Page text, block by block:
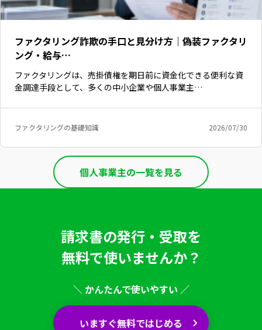
ファクタリング詐欺の手口と見分け方｜偽装ファクタリ
ング・給与…
ファクタリングは、売掛債権を期日前に資金化できる便利な資
金調達手段として、多くの中小企業や個人事業主…
ファクタリングの基礎知識 2026/07/30
個人事業主の一覧を見る
いますぐ無料登録
請求書の発行・受取を
無料で使いませんか？
＼ かんたんで使いやすい ／
いますぐ無料ではじめる